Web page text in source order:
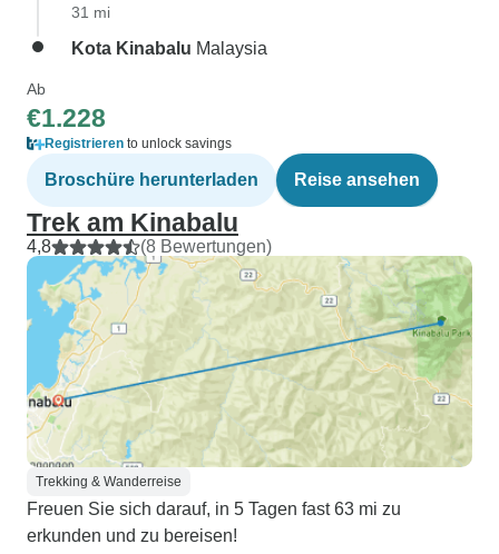
31 mi
Kota Kinabalu Malaysia
Ab
€1.228
Registrieren to unlock savings
Broschüre herunterladen Reise ansehen
Trek am Kinabalu
4,8 (8 Bewertungen)
Trekking & Wanderreise
Freuen Sie sich darauf, in 5 Tagen fast 63 mi zu
erkunden und zu bereisen!